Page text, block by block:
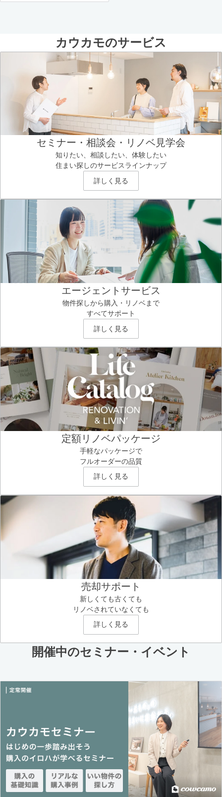
カウカモのサービス
セミナー・相談会・リノベ見学会
知りたい、相談したい、体験したい
住まい探しのサービスラインナップ
詳しく見る
エージェントサービス
物件探しから購入・リノベまで
すべてサポート
詳しく見る
定額リノベパッケージ
手軽なパッケージで
フルオーダーの品質
詳しく見る
売却サポート
新しくても古くても
リノベされていなくても
詳しく見る
開催中のセミナー・イベント